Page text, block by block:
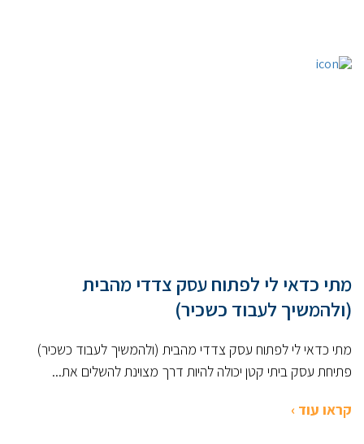
מתי כדאי לי לפתוח עסק צדדי מהבית
(ולהמשיך לעבוד כשכיר)
מתי כדאי לי לפתוח עסק צדדי מהבית (ולהמשיך לעבוד כשכיר)
פתיחת עסק ביתי קטן יכולה להיות דרך מצוינת להשלים את...
קראו עוד ›